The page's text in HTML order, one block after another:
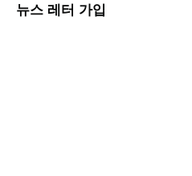
뉴스 레터 가입